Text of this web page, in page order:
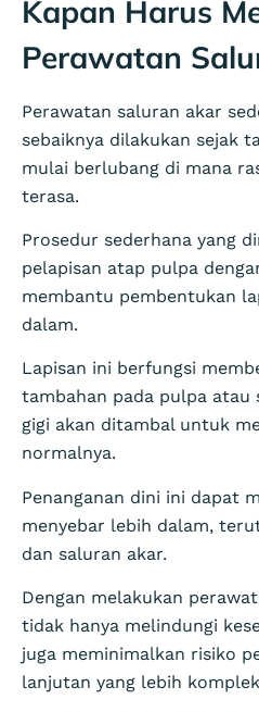
Kapan Harus
Perawatan
Perawatan saluran akar
sebaiknya dilakukan sejak
mulai berlubang di mana
terasa.
Prosedur sederhana yang
pelapisan atap pulpa
membantu pembentukan
dalam.
Lapisan ini berfungsi
tambahan pada pulpa atau
gigi akan ditambal untuk
normalnya.
Penanganan dini ini dapat
menyebar lebih dalam,
dan saluran akar.
Dengan melakukan
tidak hanya melindungi
juga meminimalkan risiko
lanjutan yang lebih